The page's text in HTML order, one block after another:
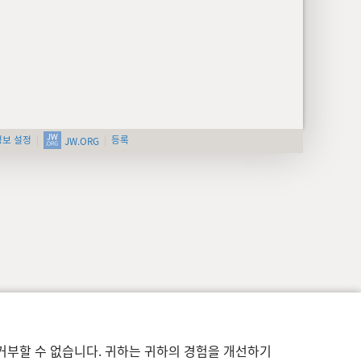
할 수 없습니다. 귀하는 귀하의 경험을 개선하기
설정 JW.ORG 등록